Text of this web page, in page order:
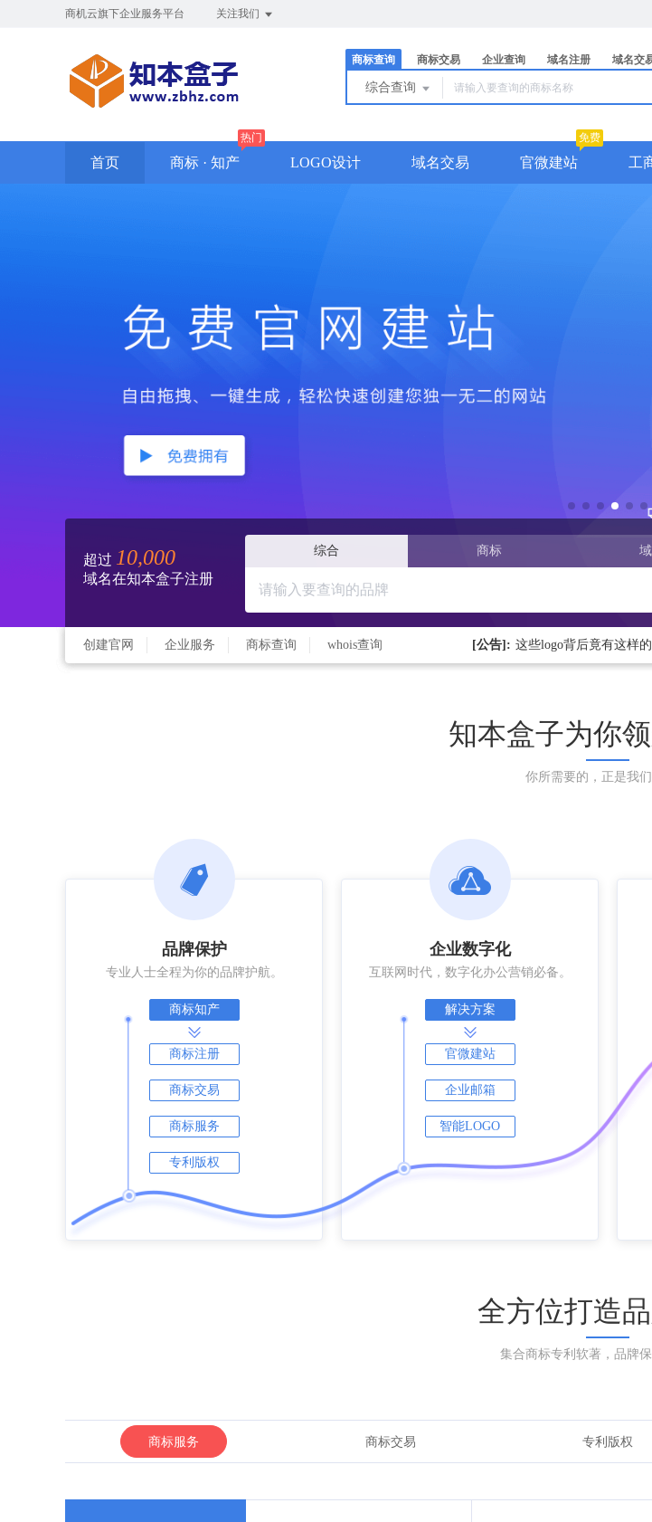
商机云旗下企业服务平台 关注我们
商标查询 商标交易 企业查询 域名注册 域名交
综合查询
首页 商标 · 知产
热门
LOGO设计 域名交易 官微建站
免费
工
超过 10,000
域名在知本盒子注册
综合 商标
创建官网 企业服务 商标查询 whois查询 [公告]:
弘扬社会正能量，杜绝
这些logo背后竟有这样
这些logo背后竟有这样
知本盒子为你
你所需要的，正是我
品牌保护
专业人士全程为你的品牌护航。
商标知产
商标注册
商标交易
商标服务
专利版权
企业数字化
互联网时代，数字化办公营销必备。
解决方案
官微建站
企业邮箱
智能LOGO
全方位打造
集合商标专利软著，品牌
商标服务 商标交易 专利版权